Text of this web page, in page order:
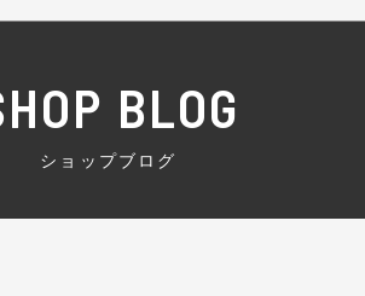
BLOG
ショップブログ